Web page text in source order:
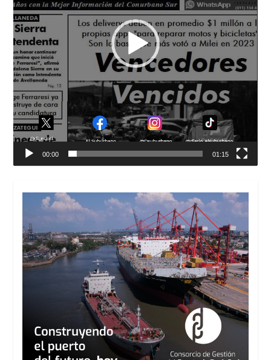
00:00 01:15